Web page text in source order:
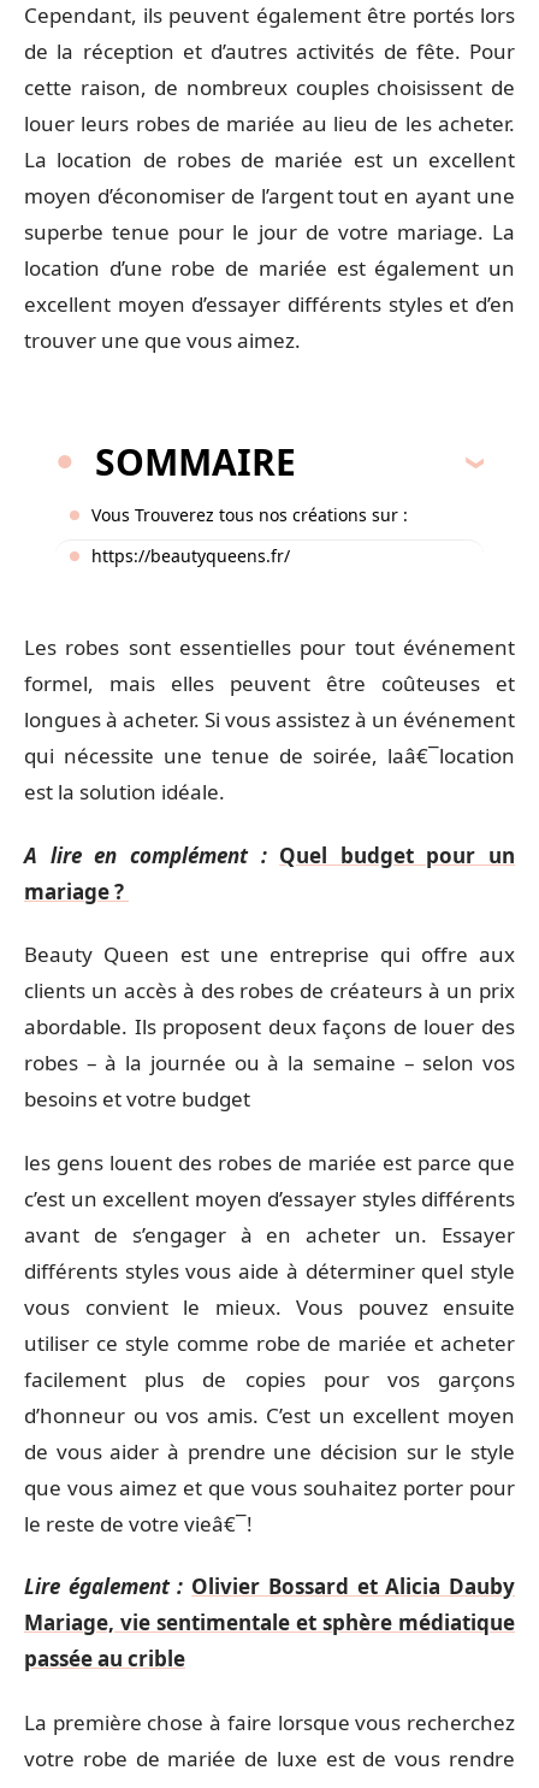
Cependant, ils peuvent également être portés lors
de la réception et d’autres activités de fête. Pour
cette raison, de nombreux couples choisissent de
louer leurs robes de mariée au lieu de les acheter.
La location de robes de mariée est un excellent
moyen d’économiser de l’argent tout en ayant une
superbe tenue pour le jour de votre mariage. La
location d’une robe de mariée est également un
excellent moyen d’essayer différents styles et d’en
trouver une que vous aimez.
SOMMAIRE
Vous Trouverez tous nos créations sur :
https://beautyqueens.fr/
Les robes sont essentielles pour tout événement
formel, mais elles peuvent être coûteuses et
longues à acheter. Si vous assistez à un événement
qui nécessite une tenue de soirée, laâ€¯location
est la solution idéale.
A lire en complément : Quel budget pour un
mariage ?
Beauty Queen est une entreprise qui offre aux
clients un accès à des robes de créateurs à un prix
abordable. Ils proposent deux façons de louer des
robes – à la journée ou à la semaine – selon vos
besoins et votre budget
les gens louent des robes de mariée est parce que
c’est un excellent moyen d’essayer styles différents
avant de s’engager à en acheter un. Essayer
différents styles vous aide à déterminer quel style
vous convient le mieux. Vous pouvez ensuite
utiliser ce style comme robe de mariée et acheter
facilement plus de copies pour vos garçons
d’honneur ou vos amis. C’est un excellent moyen
de vous aider à prendre une décision sur le style
que vous aimez et que vous souhaitez porter pour
le reste de votre vieâ€¯!
Lire également : Olivier Bossard et Alicia Dauby
Mariage, vie sentimentale et sphère médiatique
passée au crible
La première chose à faire lorsque vous recherchez
votre robe de mariée de luxe est de vous rendre